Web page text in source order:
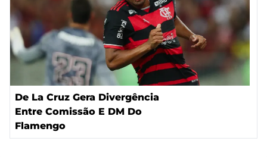
De La Cruz Gera Divergência
Entre Comissão E DM Do
Flamengo